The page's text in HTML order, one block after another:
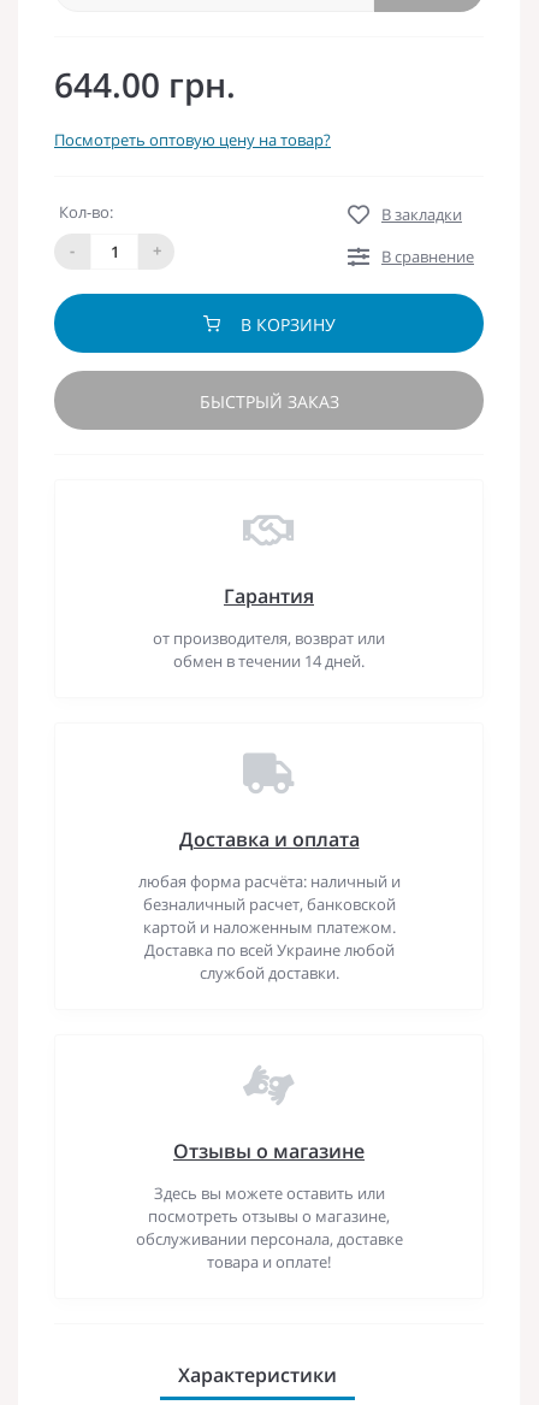
644.00 грн.
Посмотреть оптовую цену на товар?
Кол-во:
-
+
В закладки
В сравнение
В КОРЗИНУ
БЫСТРЫЙ ЗАКАЗ
Гарантия
от производителя, возврат или
обмен в течении 14 дней.
Доставка и оплата
любая форма расчёта: наличный и
безналичный расчет, банковской
картой и наложенным платежом.
Доставка по всей Украине любой
службой доставки.
Отзывы о магазине
Здесь вы можете оставить или
посмотреть отзывы о магазине,
обслуживании персонала, доставке
товара и оплате!
Характеристики